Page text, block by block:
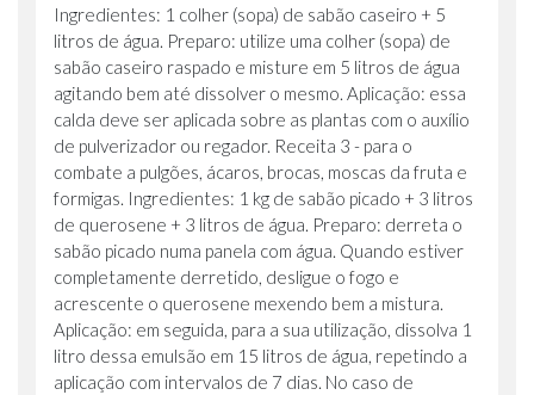
Ingredientes: 1 colher (sopa) de sabão caseiro + 5
litros de água. Preparo: utilize uma colher (sopa) de
sabão caseiro raspado e misture em 5 litros de água
agitando bem até dissolver o mesmo. Aplicação: essa
calda deve ser aplicada sobre as plantas com o auxílio
de pulverizador ou regador. Receita 3 - para o
combate a pulgões, ácaros, brocas, moscas da fruta e
formigas. Ingredientes: 1 kg de sabão picado + 3 litros
de querosene + 3 litros de água. Preparo: derreta o
sabão picado numa panela com água. Quando estiver
completamente derretido, desligue o fogo e
acrescente o querosene mexendo bem a mistura.
Aplicação: em seguida, para a sua utilização, dissolva 1
litro dessa emulsão em 15 litros de água, repetindo a
aplicação com intervalos de 7 dias. No caso de